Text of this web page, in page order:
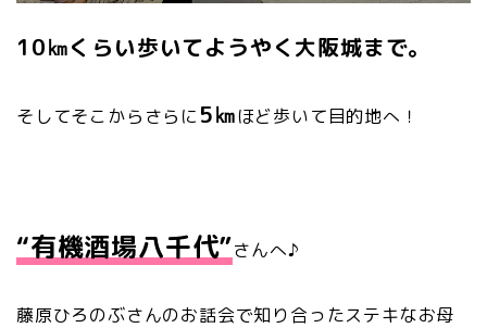
10㎞くらい歩いてようやく大阪城まで。
そしてそこからさらに 5㎞ほど歩いて目的地へ！
“有機酒場八千代”さんへ♪
藤原ひろのぶさんのお話会で知り合ったステキなお母